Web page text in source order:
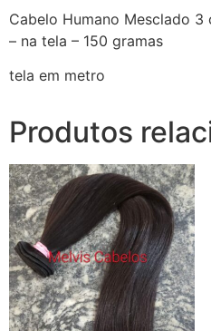
Cabelo Humano Mesclado
– na tela – 150 gramas
tela em metro
Produtos